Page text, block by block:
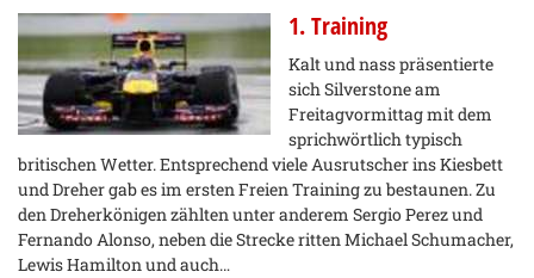
1. Training
Kalt und nass präsentierte
sich Silverstone am
Freitagvormittag mit dem
sprichwörtlich typisch
britischen Wetter. Entsprechend viele Ausrutscher ins Kiesbett
und Dreher gab es im ersten Freien Training zu bestaunen. Zu
den Dreherkönigen zählten unter anderem Sergio Perez und
Fernando Alonso, neben die Strecke ritten Michael Schumacher,
Lewis Hamilton und auch…